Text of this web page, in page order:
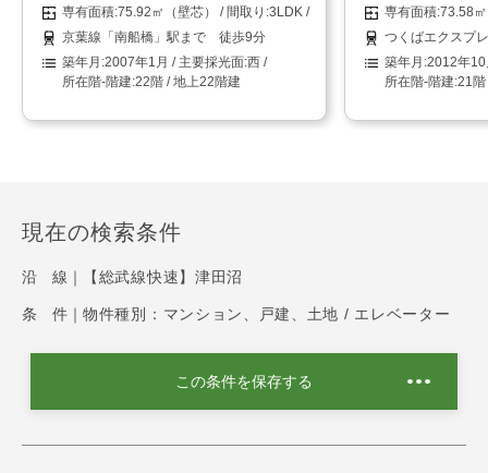
75.92㎡（壁芯）
3LDK
京葉線「南船橋」駅まで 徒歩9分
2007年1月
西
22階 / 地上22階建
73.58
つくばエクスプ
2012年10
21階
現在の検索条件
沿 線｜ 【総武線快速】津田沼
条 件｜ 物件種別：マンション、戸建、土地 / エレベーター
この条件を保存する